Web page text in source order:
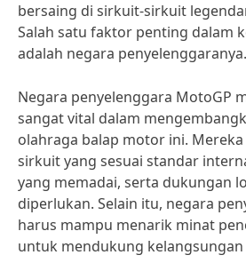
bersaing di sirkuit-sirkuit
Salah satu faktor penting dalam
adalah negara penyelenggaranya.
Negara penyelenggara MotoGP
sangat vital dalam
olahraga balap motor ini.
sirkuit yang sesuai standar
yang memadai, serta dukungan
diperlukan. Selain itu, negara
harus mampu menarik minat
untuk mendukung kelangsungan